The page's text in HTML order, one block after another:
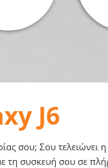
J6
σου; Σου
τη συσκευή σου σε